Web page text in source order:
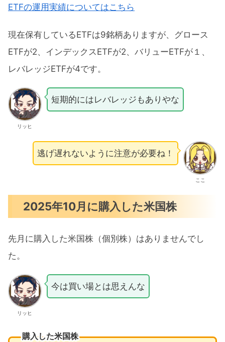
ETFの運用実績についてはこちら
現在保有しているETFは9銘柄ありますが、グロース
ETFが2、インデックスETFが2、バリューETFが１、
レバレッジETFが4です。
リッヒ
短期的にはレバレッジもありやな
ここ
逃げ遅れないように注意が必要ね！
2025年10月に購入した米国株
先月に購入した米国株（個別株）はありませんでし
た。
リッヒ
今は買い場とは思えんな
購入した米国株